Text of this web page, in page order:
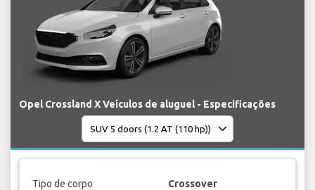
Opel Crossland X Veículos de aluguel - Especificações
Tipo de corpo Crossover